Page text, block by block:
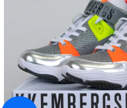
hviezdičiek.